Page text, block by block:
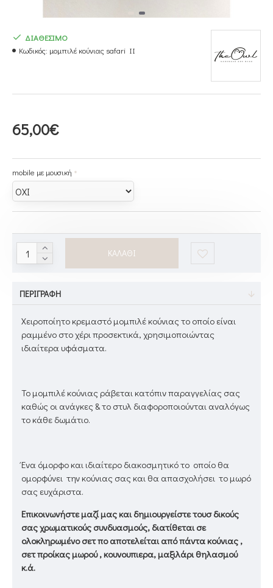
65,00€
ΔΙΑΘΕΣΙΜΟ
Κωδικός: μομπιλέ κούνιας safari II
mobile με μουσική
ΚΑΛΆΘΙ
ΠΕΡΙΓΡΑΦΉ
Χειροποίητο κρεμαστό μομπιλέ κούνιας το οποίο είναι
ραμμένο στο χέρι προσεκτικά, χρησιμοποιώντας
ιδιαίτερα υφάσματα.
Το μομπιλέ κούνιας ράβεται κατόπιν παραγγελίας σας
καθώς οι ανάγκες & το στυλ διαφοροποιούνται αναλόγως
το κάθε δωμάτιο.
Ένα όμορφο και ιδιαίτερο διακοσμητικό το οποίο θα
ομορφύνει την κούνιας σας και θα απασχολήσει το μωρό
σας ευχάριστα.
Επικοινωνήστε μαζί μας και δημιουργείστε τουσ δικούς
σας χρωματικούς συνδυασμούς, διατίθεται σε
ολοκληρωμένο σετ πο αποτελείται από πάντα κούνιας ,
σετ προίκας μωρού , κουνουπιερα, μαξιλάρι θηλασμού
κ.ά.